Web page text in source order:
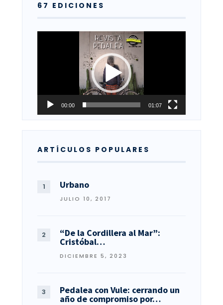
67 EDICIONES
00:00 01:07
ARTÍCULOS POPULARES
Urbano
JULIO 10, 2017
“De la Cordillera al Mar”:
Cristóbal…
DICIEMBRE 5, 2023
Pedalea con Vule: cerrando un
año de compromiso por…